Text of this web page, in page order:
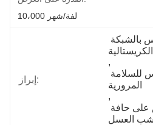
10،000 لفة/شهر
إبراز:
الكريستالية
,
المرورية
,
العسل